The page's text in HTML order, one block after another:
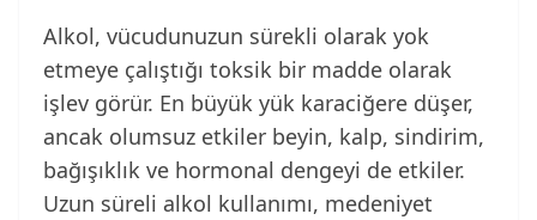
Alkol, vücudunuzun sürekli olarak yok
etmeye çalıştığı toksik bir madde olarak
işlev görür. En büyük yük karaciğere düşer,
ancak olumsuz etkiler beyin, kalp, sindirim,
bağışıklık ve hormonal dengeyi de etkiler.
Uzun süreli alkol kullanımı, medeniyet